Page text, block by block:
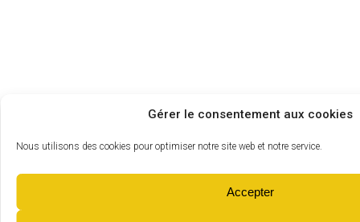
Gérer le consentement aux cookies
Nous utilisons des cookies pour optimiser notre site web et notre service.
Accepter